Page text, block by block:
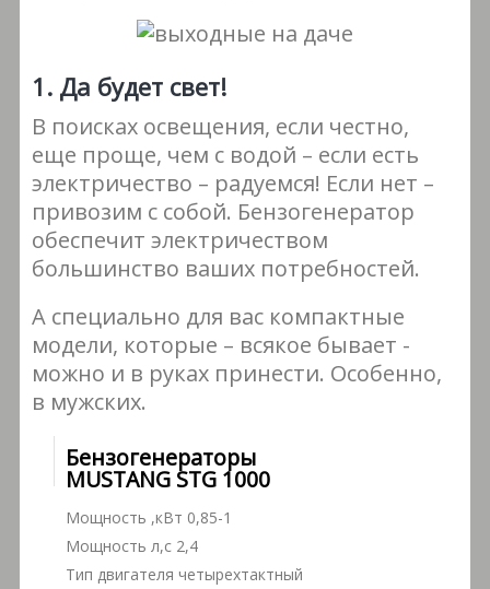
1. Да будет свет!
В поисках освещения, если честно,
еще проще, чем с водой – если есть
электричество – радуемся! Если нет –
привозим с собой. Бензогенератор
обеспечит электричеством
большинство ваших потребностей.
А специально для вас компактные
модели, которые – всякое бывает -
можно и в руках принести. Особенно,
в мужских.
Бензогенераторы
MUSTANG STG 1000
Мощность ,кВт 0,85-1
Мощность л,с 2,4
Тип двигателя четырехтактный